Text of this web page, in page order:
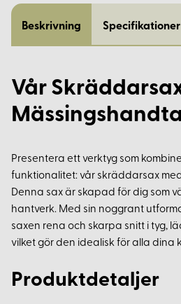
Beskrivning Specifikationer
Vår
Presentera ett verktyg som
funktionalitet: vår skräddarsax
Denna sax är skapad för dig som
hantverk. Med sin noggrant
saxen rena och skarpa snitt i tyg,
vilket gör den idealisk för alla dina
Produktdetaljer